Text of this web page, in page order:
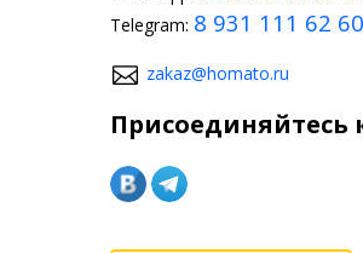
Telegram: 8 931 111 62 60
zakaz@homato.ru
Присоединяйтесь